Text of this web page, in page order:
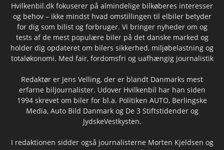
Hvilkenbil.dk fokuserer på almindelige bilkøberes interesser
og behov – ikke mindst hvad omstillingen til elbiler betyder
for dig som bilist og forbruger. Vi bringer nyheder om og
tests af de mest populære biler på det danske marked og
holder dig opdateret om bilers sikkerhed, miljøbelastning og
totaløkonomi. Med fair, fordomsfri og uafhængig journalistik
Redaktør er Jens Velling, der er blandt Danmarks mest
erfarne biljournalister. Udover Hvilkenbil har han siden
1994 skrevet om biler for bl.a. Politiken AUTO, Berlingske
Media, Auto Bild Danmark og De 3 Stiftstidender og
JydskeVestkysten.
I redaktionen sidder også journalisterne Morten Kjeldsen og